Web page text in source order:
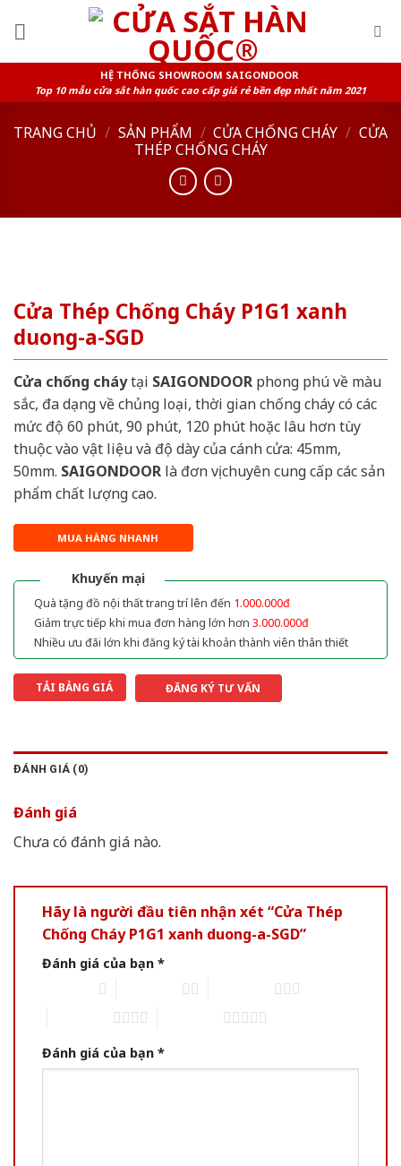
HỆ THỐNG SHOWROOM SAIGONDOOR
Top 10 mẫu cửa sắt hàn quốc cao cấp giá rẻ bền đẹp nhất năm 2021
TRANG CHỦ / SẢN PHẨM / CỬA CHỐNG CHÁY / CỬA
THÉP CHỐNG CHÁY
Cửa Thép Chống Cháy P1G1 xanh
duong-a-SGD
Cửa chống cháytại SAIGONDOOR phong phú về màu
sắc, đa dạng về chủng loại, thời gian chống cháy có các
mức độ 60 phút, 90 phút, 120 phút hoặc lâu hơn tùy
thuộc vào vật liệu và độ dày của cánh cửa: 45mm,
50mm. SAIGONDOOR là đơn vị chuyên cung cấp các sản
phẩm chất lượng cao.
MUA HÀNG NHANH
Khuyến mại
Quà tặng đồ nội thất trang trí lên đến 1.000.000đ
Giảm trực tiếp khi mua đơn hàng lớn hơn 3.000.000đ
Nhiều ưu đãi lớn khi đăng ký tài khoản thành viên thân thiết
TẢI BẢNG GIÁ ĐĂNG KÝ TƯ VẤN
ĐÁNH GIÁ (0)
Đánh giá
Chưa có đánh giá nào.
Hãy là người đầu tiên nhận xét “Cửa Thép
Chống Cháy P1G1 xanh duong-a-SGD”
Đánh giá của bạn *
Đánh giá của bạn *